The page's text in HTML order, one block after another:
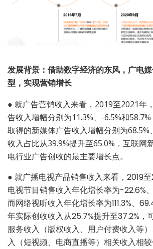
发展背景：借助数字经济的东风，广电
型，实现营销增长
● 就广告营销收入来看，2019至2021年
告收入增幅分别为11.3%、-6.5%和
取得的新媒体广告收入增幅分别为68.5%
收入占比从39.9%提升至65.0%，互联网
电行业广告创收的最主要增长点。
● 就广播电视产品销售收入来看，2019
电视节目销售收入年化增长率为-22.6%
而网络视听收入年化增长率为111.3%、
年实际创收收入从25.7%提升至37.2%，
服务收入（版权收入、用户付费收入等
入（短视频、电商直播等）相关收入相